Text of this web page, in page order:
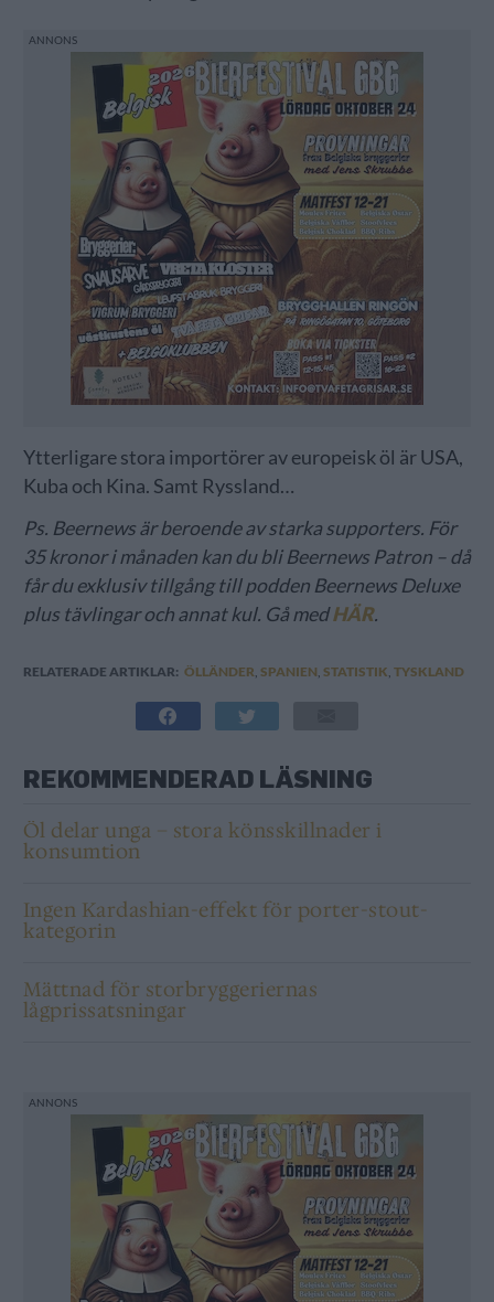
Ytterligare stora importörer av europeisk öl är USA,
Kuba och Kina. Samt Ryssland…
Ps. Beernews är beroende av starka supporters. För
35 kronor i månaden kan du bli Beernews Patron – då
får du exklusiv tillgång till podden Beernews Deluxe
plus tävlingar och annat kul. Gå medHÄR.
RELATERADE ARTIKLAR: ÖLLÄNDER SPANIEN STATISTIK TYSKLAND
REKOMMENDERAD LÄSNING
Öl delar unga – stora könsskillnader i
konsumtion
Ingen Kardashian-effekt för porter-stout-
kategorin
Mättnad för storbryggeriernas
lågprissatsningar